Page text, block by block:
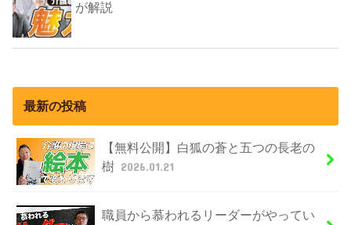
が解説
最新の投稿
【無料公開】白狐の蒼と五つの長老の
樹 2026.01.21
職員から慕われるリーダーがやってい